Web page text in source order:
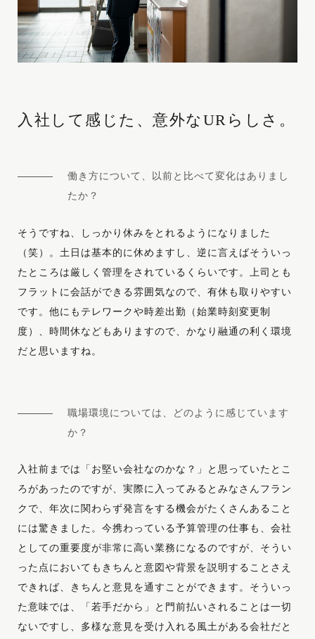
入社して感じた、意外なURらしさ。
働き方について、以前と比べて変化はありまし
たか？
そうですね、しっかり休みをとれるようになりました
（笑）。土日は基本的に休めますし、逆に言えばそういっ
たところは厳しく管理をされているくらいです。上司とも
フラットに会話ができる雰囲気なので、有休も取りやすい
です。他にもテレワークや時差出勤（始業時刻変更制
度）、時間休などもありますので、かなり融通の利く環境
だと思いますね。
職場環境については、どのように感じています
か？
入社前までは「お堅い会社なのかな？」と思っていたとこ
ろがあったのですが、実際に入ってみるとみなさんフラン
クで、年次に関わらず発言をする機会がたくさんあること
には驚きました。今携わっている予算管理の仕事も、会社
としての重要度が非常に高い業務になるのですが、そうい
った点においてもきちんと意図や背景を説明することさえ
できれば、きちんと意見を通すことができます。そういっ
た意味では、「若手だから」と門前払いされることは一切
ないですし、多様な意見を受け入れる風土がある会社だと